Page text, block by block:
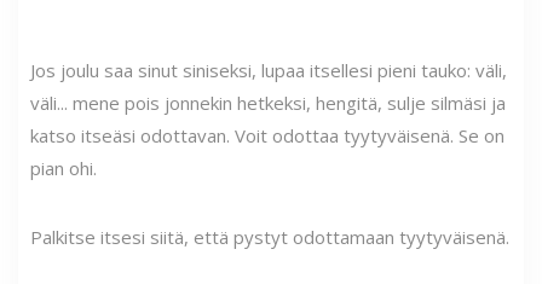
Jos joulu saa sinut siniseksi, lupaa itsellesi pieni tauko: väli,
väli... mene pois jonnekin hetkeksi, hengitä, sulje silmäsi ja
katso itseäsi odottavan. Voit odottaa tyytyväisenä. Se on
pian ohi.
Palkitse itsesi siitä, että pystyt odottamaan tyytyväisenä.